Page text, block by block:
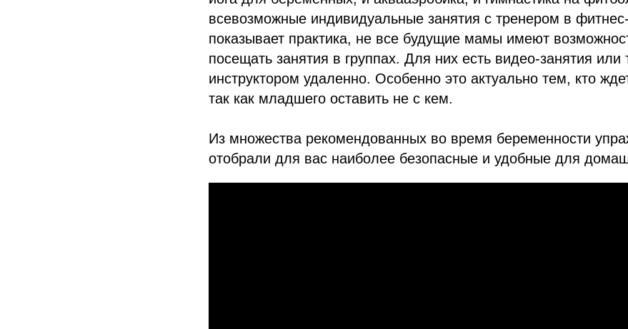
всевозможные индивидуальные занятия с тренером в
показывает практика, не все будущие мамы имеют
посещать занятия в группах. Для них есть видео-занятия или
инструктором удаленно. Особенно это актуально тем, кто
так как младшего оставить не с кем.
Из множества рекомендованных во время беременности
отобрали для вас наиболее безопасные и удобные для